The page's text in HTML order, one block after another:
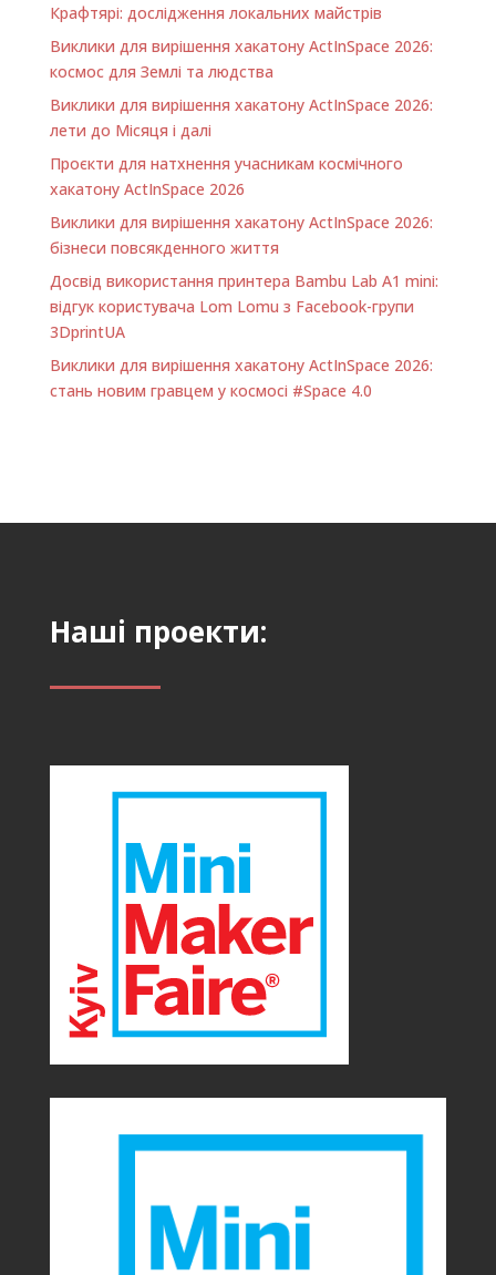
Крафтярі: дослідження локальних майстрів
Виклики для вирішення хакатону ActInSpace 2026:
космос для Землі та людства
Виклики для вирішення хакатону ActInSpace 2026:
лети до Місяця і далі
Проєкти для натхнення учасникам космічного
хакатону ActInSpace 2026
Виклики для вирішення хакатону ActInSpace 2026:
бізнеси повсякденного життя
Досвід використання принтера Bambu Lab A1 minі:
відгук користувача Lom Lomu з Facebook-групи
3DprintUA
Виклики для вирішення хакатону ActInSpace 2026:
стань новим гравцем у космосі #Space 4.0
Наші проекти: